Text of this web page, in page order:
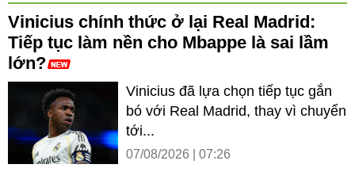
Vinicius chính thức ở lại Real Madrid:
Tiếp tục làm nền cho Mbappe là sai lầm
lớn?
Vinicius đã lựa chọn tiếp tục gắn
bó với Real Madrid, thay vì chuyển
tới...
07/08/2026 | 07:26